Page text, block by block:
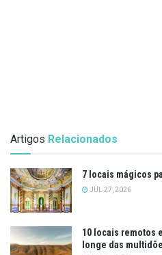
Artigos Relacionados
7 locais mágicos
JUL 27, 2026
10 locais remotos
longe das